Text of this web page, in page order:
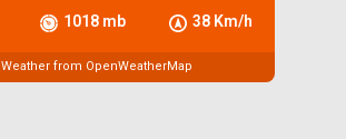
1018 mb 38 Km/h
Weather from OpenWeatherMap